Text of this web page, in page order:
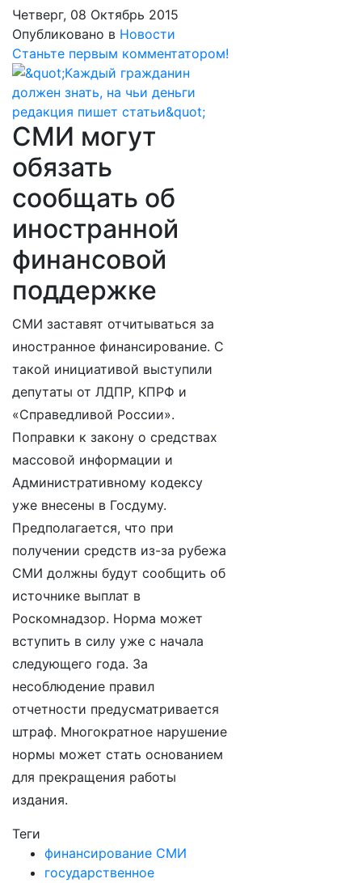
Четверг, 08 Октябрь 2015
Опубликовано в Новости
Станьте первым комментатором!
СМИ могут
обязать
сообщать об
иностранной
финансовой
поддержке
СМИ заставят отчитываться за
иностранное финансирование. С
такой инициативой выступили
депутаты от ЛДПР, КПРФ и
«Справедливой России».
Поправки к закону о средствах
массовой информации и
Административному кодексу
уже внесены в Госдуму.
Предполагается, что при
получении средств из-за рубежа
СМИ должны будут сообщить об
источнике выплат в
Роскомнадзор. Норма может
вступить в силу уже с начала
следующего года. За
несоблюдение правил
отчетности предусматривается
штраф. Многократное нарушение
нормы может стать основанием
для прекращения работы
издания.
Теги
финансирование СМИ
государственное